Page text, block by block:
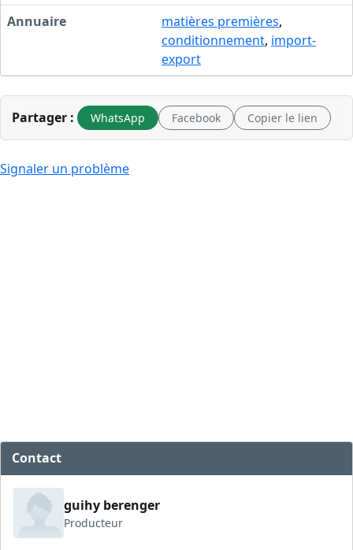
Annuaire
matières premières,
conditionnement, import-
export
Partager : WhatsApp Facebook Copier le lien
Signaler un problème
Contact
guihy berenger
Producteur